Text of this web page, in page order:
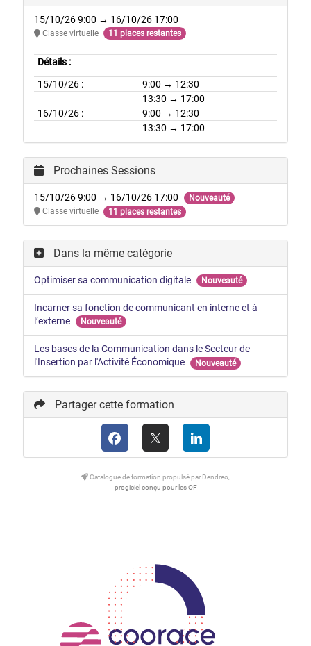
15/10/26 9:00 → 16/10/26 17:00
Classe virtuelle 11 places restantes
Détails :
15/10/26 :
9:00 → 12:30
13:30 → 17:00
16/10/26 :
9:00 → 12:30
13:30 → 17:00
Prochaines Sessions
15/10/26 9:00 → 16/10/26 17:00
Nouveauté
Classe virtuelle
11 places restantes
Dans la même catégorie
Optimiser sa communication digitale Nouveauté
Incarner sa fonction de communicant en interne et à
l’externe
Nouveauté
Les bases de la Communication dans le Secteur de
l'Insertion par l'Activité Économique
Nouveauté
Partager cette formation
Catalogue de formation propulsé par Dendreo,
progiciel conçu pour les OF